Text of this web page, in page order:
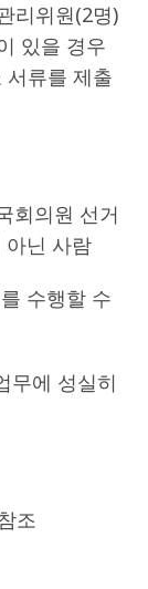
리위원(2명)
있을 경우
서류를 제출
회의원 선거
아닌 사람
수행할 수
무에 성실히
조